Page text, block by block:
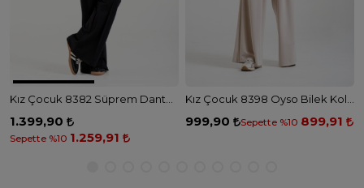
1.399,90
Sepette %10 1.259,91
999,90 Sepette %10 899,91